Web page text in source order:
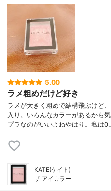
5.00
ラメ粗めだけど好き
ラメが大きく粗めで結構飛ぶけど
入り。いろんなカラーがあるから
プラなのがいいよねやはり。私は
KATE(ケイト)
ザ アイカラー